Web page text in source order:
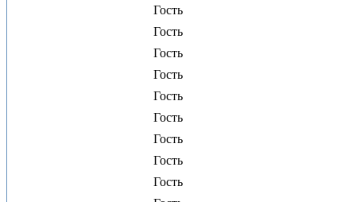
Гость
Гость
Гость
Гость
Гость
Гость
Гость
Гость
Гость